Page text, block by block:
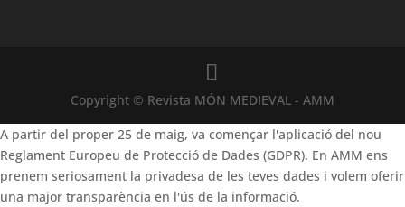
Copyright © Revista MÓN MEDIEVAL - AMM
A partir del proper 25 de maig, va començar l'aplicació del nou
Reglament Europeu de Protecció de Dades (GDPR). En AMM ens
prenem seriosament la privadesa de les teves dades i volem oferir
una major transparència en l'ús de la informació.